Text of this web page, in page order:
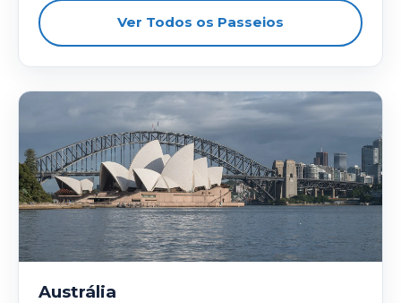
Ver Todos os Passeios
Austrália